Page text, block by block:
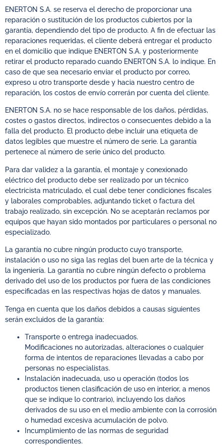
ENERTON S.A. se reserva el derecho de proporcionar una
reparación o sustitución de los productos cubiertos por la
garantía, dependiendo del tipo de producto. A fin de efectuar las
reparaciones requeridas, el cliente deberá entregar el producto
en el domicilio que indique ENERTON S.A. y posteriormente
retirar el producto reparado cuando ENERTON S.A. lo indique. En
caso de que sea necesario enviar el producto por correo,
expreso u otro transporte desde y hacia nuestro centro de
reparación, los costos de envío correrán por cuenta del cliente.
ENERTON S.A. no se hace responsable de los daños, pérdidas,
costes o gastos directos, indirectos o consecuentes debido a la
falla del producto. El producto debe incluir una etiqueta de
datos legibles que muestre el número de serie. La garantía
pertenece al número de serie único del producto.
Para dar validez a la garantía, el montaje y conexionado
eléctrico del producto debe ser realizado por un técnico
electricista matriculado, el cual debe tener condiciones fiscales
y laborales comprobables, adjuntando ticket o factura del
trabajo realizado, sin excepción. No se aceptarán reclamos por
equipos que hayan sido montados por particulares o personal no
especializado.
La garantía no cubre ningún producto cuyo transporte,
instalación o uso no siga las reglas del buen arte de la técnica y
la ingeniería. La garantía no cubre ningún defecto o problema
derivado del uso de los productos por fuera de las condiciones
especificadas en las respectivas hojas de datos y manuales.
Tenga en cuenta que los daños debidos a causas siguientes
serán excluidos de la garantía:
Transporte o entrega inadecuados.
Modificaciones no autorizadas, alteraciones o cualquier
forma de intentos de reparaciones llevadas a cabo por
personas no especialistas.
Instalación inadecuada, uso u operación (todos los
productos tienen clasificación de uso en interior, a menos
que se indique lo contrario), incluyendo los daños
derivados de su uso en el medio ambiente con la corrosión
o humedad excesiva acumulación de polvo.
Incumplimiento de las normas de seguridad
correspondientes.